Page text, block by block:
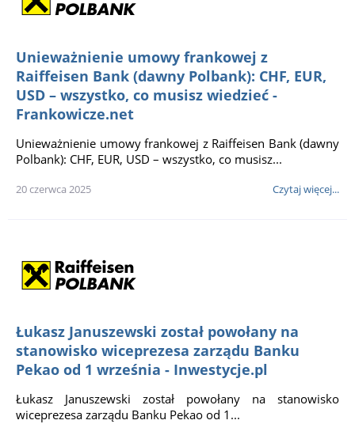
Unieważnienie umowy frankowej z
Raiffeisen Bank (dawny Polbank): CHF, EUR,
USD – wszystko, co musisz wiedzieć -
Frankowicze.net
Unieważnienie umowy frankowej z Raiffeisen Bank (dawny
Polbank): CHF, EUR, USD – wszystko, co musisz...
20 czerwca 2025 Czytaj więcej...
Łukasz Januszewski został powołany na
stanowisko wiceprezesa zarządu Banku
Pekao od 1 września - Inwestycje.pl
Łukasz Januszewski został powołany na stanowisko
wiceprezesa zarządu Banku Pekao od 1...